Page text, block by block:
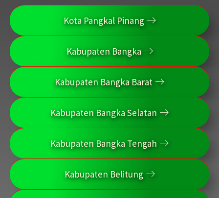
Kota Pangkal Pinang
Kabupaten Bangka
Kabupaten Bangka Barat
Kabupaten Bangka Selatan
Kabupaten Bangka Tengah
Kabupaten Belitung